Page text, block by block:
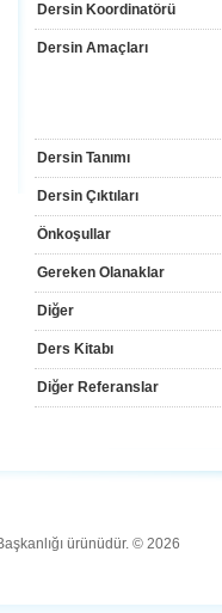
Dersin Koordinatörü
Dersin Amaçları
Dersin Tanımı
Dersin Çıktıları
Önkoşullar
Gereken Olanaklar
Diğer
Ders Kitabı
Diğer Referanslar
ürünüdür. © 2026